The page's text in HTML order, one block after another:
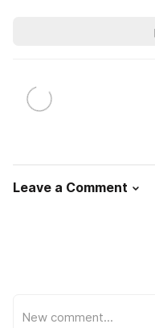
Leave a Comment